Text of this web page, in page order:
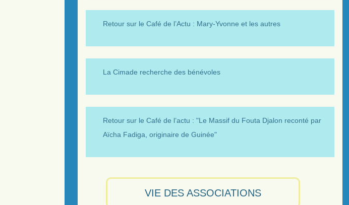
Retour sur le Café de l’Actu : Mary-Yvonne et les autres
La Cimade recherche des bénévoles
Retour sur le Café de l’actu : "Le Massif du Fouta Djalon reconté par
Aïcha Fadiga, originaire de Guinée"
VIE DES ASSOCIATIONS